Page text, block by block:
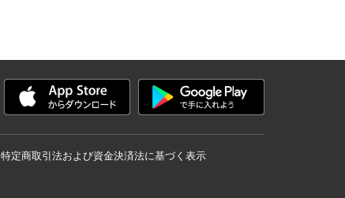
特定商取引法および資金決済法に基づく表示